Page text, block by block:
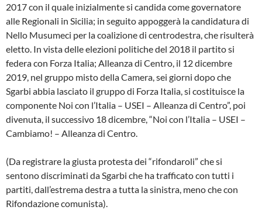
2017 con il quale inizialmente si candida come governatore
alle Regionali in Sicilia; in seguito appoggerà la candidatura di
Nello Musumeci per la coalizione di centrodestra, che risulterà
eletto. In vista delle elezioni politiche del 2018 il partito si
federa con Forza Italia; Alleanza di Centro, il 12 dicembre
2019, nel gruppo misto della Camera, sei giorni dopo che
Sgarbi abbia lasciato il gruppo di Forza Italia, si costituisce la
componente Noi con l’Italia – USEI – Alleanza di Centro”, poi
divenuta, il successivo 18 dicembre, “Noi con l’Italia – USEI –
Cambiamo! – Alleanza di Centro.
(Da registrare la giusta protesta dei “rifondaroli” che si
sentono discriminati da Sgarbi che ha trafficato con tutti i
partiti, dall’estrema destra a tutta la sinistra, meno che con
Rifondazione comunista).